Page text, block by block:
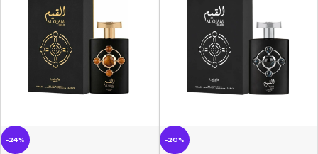
-24% -20%